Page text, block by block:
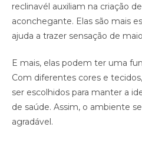
reclinavél auxiliam na criação
aconchegante. Elas são mais
ajuda a trazer sensação de
E mais, elas podem ter uma
Com diferentes cores e
ser escolhidos para manter a
de saúde. Assim, o ambiente
agradável.